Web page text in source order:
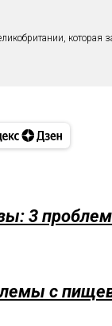
которая
3
с